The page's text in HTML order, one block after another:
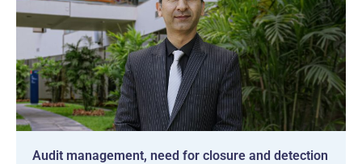
Audit management, need for closure and detection